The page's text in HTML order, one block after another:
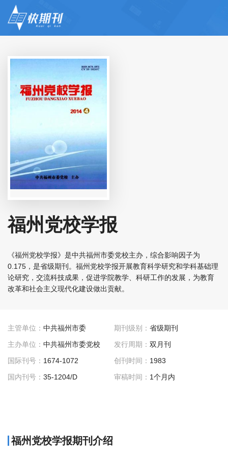
福州党校学报
《福州党校学报》是中共福州市委党校主办，综合影响因子为
0.175，是省级期刊。福州党校学报开展教育科学研究和学科基础理
论研究，交流科技成果，促进学院教学、科研工作的发展，为教育
改革和社会主义现代化建设做出贡献。
主管单位： 中共福州市委
主办单位： 中共福州市委党校
国际刊号： 1674-1072
国内刊号： 35-1204/D
期刊级别： 省级期刊
发行周期： 双月刊
创刊时间： 1983
审稿时间： 1个月内
福州党校学报期刊介绍